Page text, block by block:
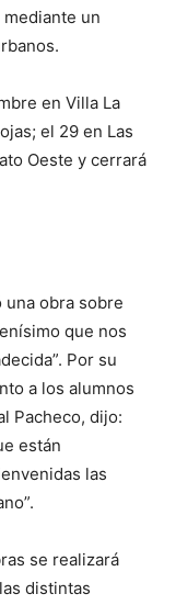
un
en Villa La
el 29 en Las
Oeste y cerrará
obra sobre
que nos
Por su
a los alumnos
Pacheco, dijo:
están
las
se realizará
distintas